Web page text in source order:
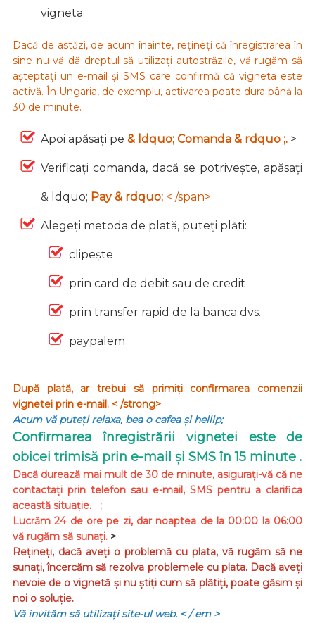
vigneta.
Dacă de astăzi, de acum înainte, rețineți că înregistrarea în
sine nu vă dă dreptul să utilizați autostrăzile, vă rugăm să
așteptați un e-mail și SMS care confirmă că vigneta este
activă. În Ungaria, de exemplu, activarea poate dura până la
30 de minute.
Apoi apăsați pe & ldquo; Comanda & rdquo ;. >
Verificați comanda, dacă se potrivește, apăsați
& ldquo; Pay & rdquo; < /span>
Alegeți metoda de plată, puteți plăti:
clipește
prin card de debit sau de credit
prin transfer rapid de la banca dvs.
paypalem
După plată, ar trebui să primiți confirmarea comenzii
vignetei prin e-mail. < /strong>
Acum vă puteți relaxa, bea o cafea și hellip;
Confirmarea înregistrării vignetei este de
obicei trimisă prin e-mail și SMS în 15 minute .
Dacă durează mai mult de 30 de minute, asigurați-vă că ne
contactați prin telefon sau e-mail, SMS pentru a clarifica
această situație. ;
Lucrăm 24 de ore pe zi, dar noaptea de la 00:00 la 06:00
vă rugăm să sunați. >
Rețineți, dacă aveți o problemă cu plata, vă rugăm să ne
sunați, încercăm să rezolva problemele cu plata. Dacă aveți
nevoie de o vignetă și nu știți cum să plătiți, poate găsim și
noi o soluție.
Vă invităm să utilizați site-ul web. < / em >